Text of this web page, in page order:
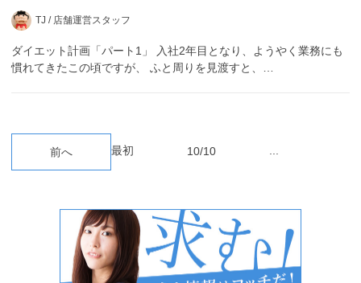
TJ / 店舗運営スタッフ
ダイエット計画「パート1」 入社2年目となり、ようやく業務にも
慣れてきたこの頃ですが、 ふと周りを見渡すと、…
最初
前へ 10/10